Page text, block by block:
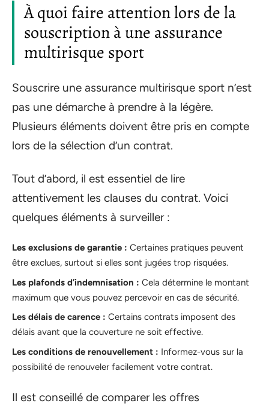
À quoi faire attention lors de la
souscription à une assurance
multirisque sport
Souscrire une assurance multirisque sport n’est
pas une démarche à prendre à la légère.
Plusieurs éléments doivent être pris en compte
lors de la sélection d’un contrat.
Tout d’abord, il est essentiel de lire
attentivement les clauses du contrat. Voici
quelques éléments à surveiller :
Les exclusions de garantie : Certaines pratiques peuvent
être exclues, surtout si elles sont jugées trop risquées.
Les plafonds d’indemnisation : Cela détermine le montant
maximum que vous pouvez percevoir en cas de sécurité.
Les délais de carence : Certains contrats imposent des
délais avant que la couverture ne soit effective.
Les conditions de renouvellement : Informez-vous sur la
possibilité de renouveler facilement votre contrat.
Il est conseillé de comparer les offres